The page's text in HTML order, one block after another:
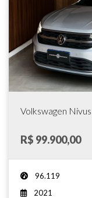
Volkswagen
R$ 99.900,00
96.119
2021